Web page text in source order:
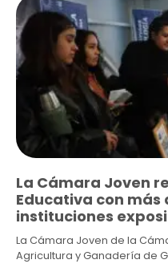
La Cámara Joven
Educativa con más
instituciones
La Cámara Joven de la
Agricultura y Ganadería de